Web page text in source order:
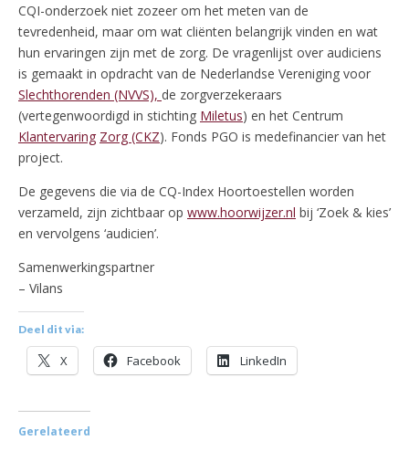
CQI-onderzoek niet zozeer om het meten van de
tevredenheid, maar om wat cliënten belangrijk vinden en wat
hun ervaringen zijn met de zorg. De vragenlijst over audiciens
is gemaakt in opdracht van de Nederlandse Vereniging voor
Slechthorenden (NVVS), de zorgverzekeraars
(vertegenwoordigd in stichting Miletus) en het Centrum
Klantervaring Zorg (CKZ). Fonds PGO is medefinancier van het
project.
De gegevens die via de CQ-Index Hoortoestellen worden
verzameld, zijn zichtbaar op www.hoorwijzer.nl bij ‘Zoek & kies’
en vervolgens ‘audicien’.
Samenwerkingspartner
– Vilans
Deel dit via:
X Facebook LinkedIn
Gerelateerd